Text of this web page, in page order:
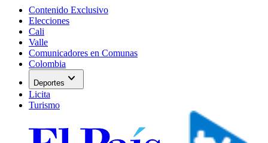
Contenido Exclusivo
Elecciones
Cali
Valle
Comunicadores en Comunas
Colombia
Deportes expand_more
Licita
Turismo